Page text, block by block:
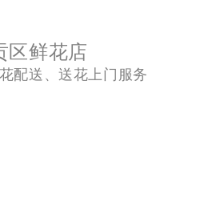
区鲜花店
配送、送花上门服务